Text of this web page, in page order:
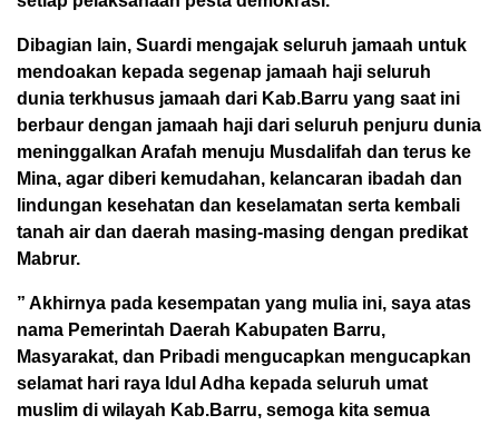
Dibagian lain, Suardi mengajak seluruh jamaah untuk
mendoakan kepada segenap jamaah haji seluruh
dunia terkhusus jamaah dari Kab.Barru yang saat ini
berbaur dengan jamaah haji dari seluruh penjuru dunia
meninggalkan Arafah menuju Musdalifah dan terus ke
Mina, agar diberi kemudahan, kelancaran ibadah dan
lindungan kesehatan dan keselamatan serta kembali
tanah air dan daerah masing-masing dengan predikat
Mabrur.
” Akhirnya pada kesempatan yang mulia ini, saya atas
nama Pemerintah Daerah Kabupaten Barru,
Masyarakat, dan Pribadi mengucapkan mengucapkan
selamat hari raya Idul Adha kepada seluruh umat
muslim di wilayah Kab.Barru, semoga kita semua